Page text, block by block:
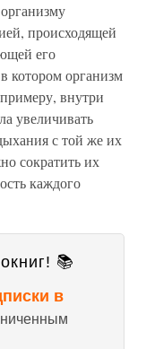
происходящей
его
котором организм
внутри
увеличивать
с той же их
сократить их
каждого
📚
в